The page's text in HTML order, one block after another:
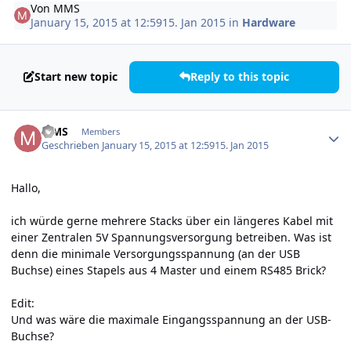
Von MMS
January 15, 2015 at 12:5915. Jan 2015 in Hardware
Start new topic Reply to this topic
MMS Members
Geschrieben January 15, 2015 at 12:5915. Jan 2015
Hallo,
ich würde gerne mehrere Stacks über ein längeres Kabel mit
einer Zentralen 5V Spannungsversorgung betreiben. Was ist
denn die minimale Versorgungsspannung (an der USB
Buchse) eines Stapels aus 4 Master und einem RS485 Brick?
Edit:
Und was wäre die maximale Eingangsspannung an der USB-
Buchse?